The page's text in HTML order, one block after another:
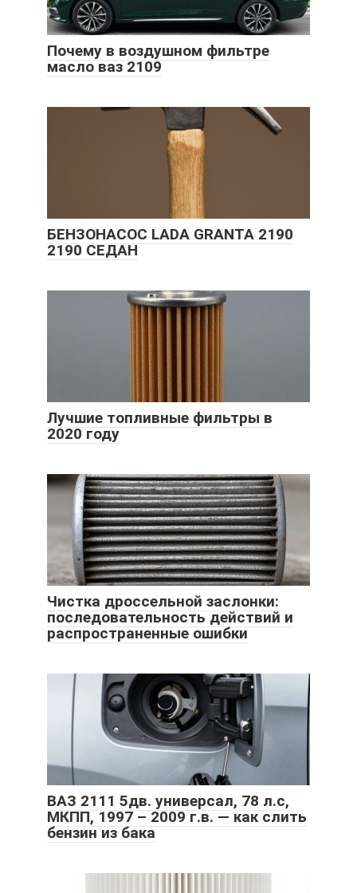
Почему в воздушном фильтре
масло ваз 2109
БЕНЗОНАСОС LADA GRANTA 2190
2190 СЕДАН
Лучшие топливные фильтры в
2020 году
Чистка дроссельной заслонки:
последовательность действий и
распространенные ошибки
ВАЗ 2111 5дв. универсал, 78 л.с,
МКПП, 1997 – 2009 г.в. — как слить
бензин из бака